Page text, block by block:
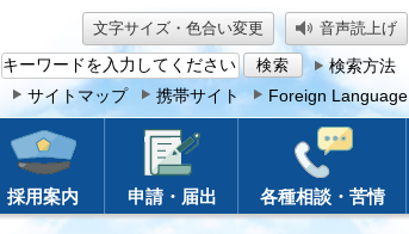
文字サイズ・色合い変更 音声読上げ
検索方法
サイトマップ 携帯サイト Foreign Language
採用案内 申請・届出 各種相談・苦情